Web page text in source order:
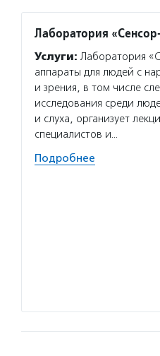
Лаборатория
Услуги: Лаборатория
аппараты для людей с
и зрения, в том числе
исследования среди
и слуха, организует
специалистов и…
Подробнее